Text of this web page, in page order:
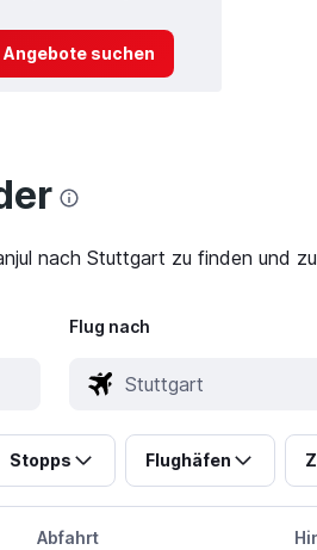
Angebote suchen
nach Stuttgart zu finden und
Flug nach
Stopps Flughäfen
Abfahrt